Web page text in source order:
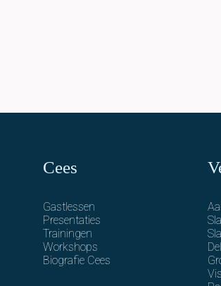
Cees
Gastlessen
Presentaties
Trainingen
Workshops
Biografie Cees